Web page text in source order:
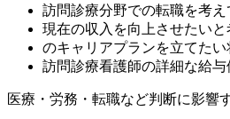
訪問診療分野での転職を考え
現在の収入を向上させたいと
のキャリアプランを立てたい
訪問診療看護師の詳細な給与
医療・労務・転職など判断に影響